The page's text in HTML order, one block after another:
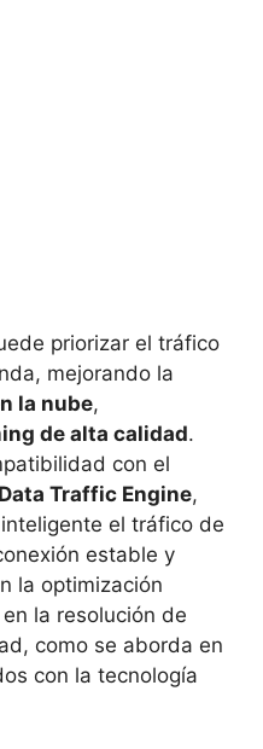
priorizar el tráfico
mejorando la
la nube,
de alta calidad.
con el
Traffic Engine,
el tráfico de
estable y
la optimización
la resolución de
como se aborda en
con la tecnología